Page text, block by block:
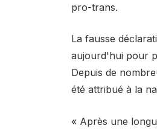
pro-trans.
La fausse
aujourd'hui pour
Depuis de
été attribué à la
« Après une